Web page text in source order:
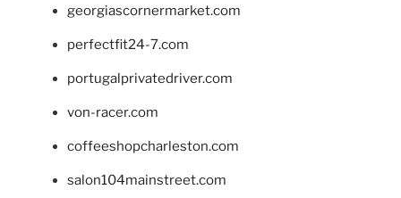
georgiascornermarket.com
perfectfit24-7.com
portugalprivatedriver.com
von-racer.com
coffeeshopcharleston.com
salon104mainstreet.com